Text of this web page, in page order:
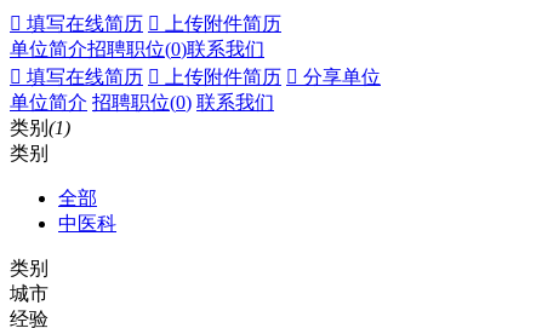
 填写在线简历  上传附件简历
单位简介招聘职位(0)联系我们
 填写在线简历  上传附件简历  分享单位
单位简介 招聘职位(0) 联系我们
类别 (1)
类别
全部
中医科
类别
城市
经验